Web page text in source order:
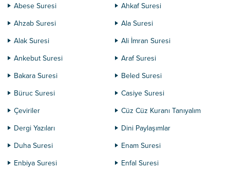
Abese Suresi
Ahkaf Suresi
Ahzab Suresi
Ala Suresi
Alak Suresi
Ali İmran Suresi
Ankebut Suresi
Araf Suresi
Bakara Suresi
Beled Suresi
Büruc Suresi
Casiye Suresi
Çeviriler
Cüz Cüz Kuranı Tanıyalım
Dergi Yazıları
Dini Paylaşımlar
Duha Suresi
Enam Suresi
Enbiya Suresi
Enfal Suresi